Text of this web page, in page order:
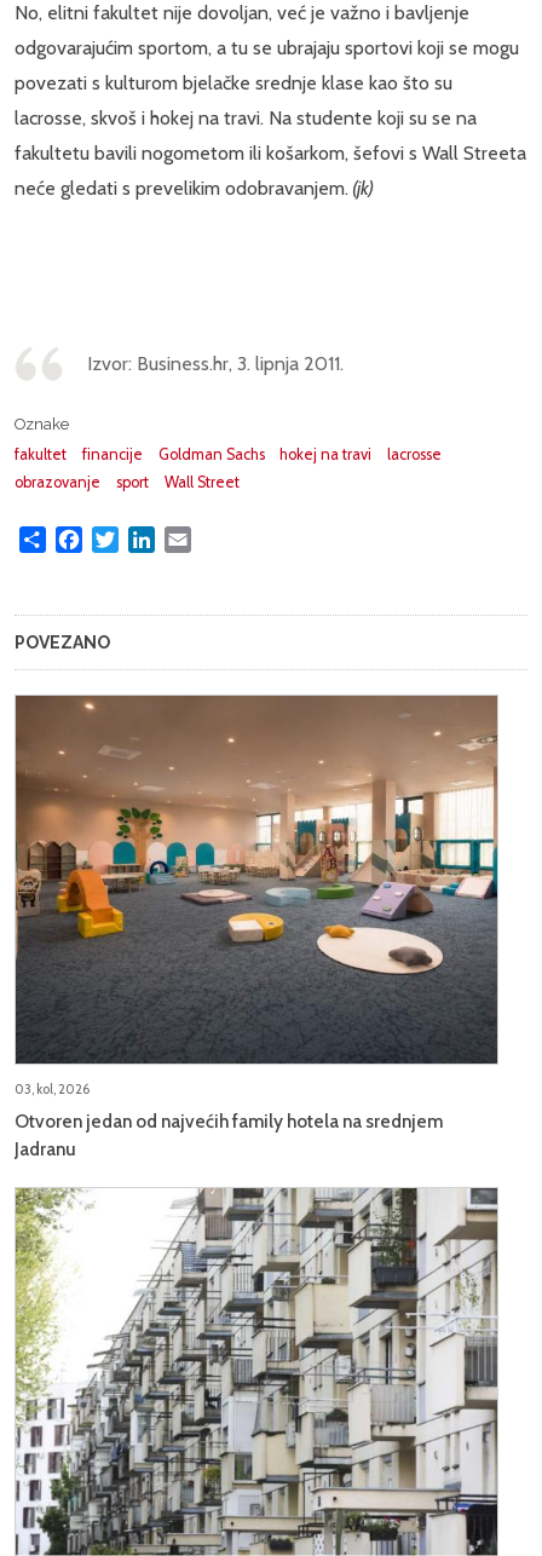
No, elitni fakultet nije dovoljan, već je važno i bavljenje
odgovarajućim sportom, a tu se ubrajaju sportovi koji se mogu
povezati s kulturom bjelačke srednje klase kao što su
lacrosse, skvoš i hokej na travi. Na studente koji su se na
fakultetu bavili nogometom ili košarkom, šefovi s Wall Streeta
neće gledati s prevelikim odobravanjem. (jk)
Izvor: Business.hr, 3. lipnja 2011.
Oznake
fakultet
financije Goldman Sachs hokej na travi
lacrosse
obrazovanje
sport Wall Street
Share FacebookTwitterLinkedIn
POVEZANO
03, kol, 2026
Otvoren jedan od najvećih family hotela na srednjem
Jadranu